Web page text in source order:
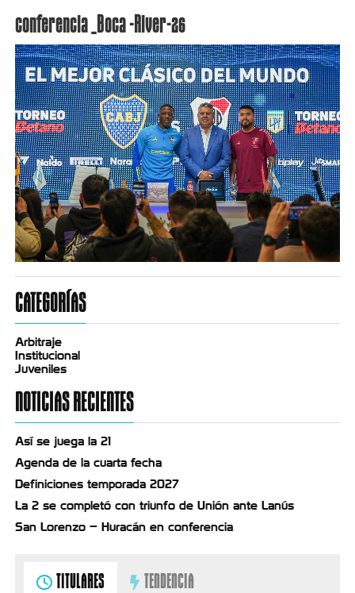
conferencia _Boca -River-26
CATEGORÍAS
Arbitraje
Institucional
Juveniles
NOTICIAS RECIENTES
Así se juega la 21
Agenda de la cuarta fecha
Definiciones temporada 2027
La 2 se completó con triunfo de Unión ante Lanús
San Lorenzo – Huracán en conferencia
TITULARES TENDENCIA